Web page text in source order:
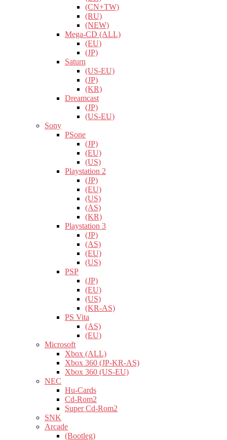
(CN+TW)
(RU)
(NEW)
Mega-CD (ALL)
(EU)
(JP)
Saturn
(US-EU)
(JP)
(KR)
Dreamcast
(JP)
(US-EU)
Sony
PSone
(JP)
(EU)
(US)
Playstation 2
(JP)
(EU)
(US)
(AS)
(KR)
Playstation 3
(JP)
(AS)
(EU)
(US)
PSP
(JP)
(EU)
(US)
(KR-AS)
PS Vita
(AS)
(EU)
Microsoft
Xbox (ALL)
Xbox 360 (JP-KR-AS)
Xbox 360 (US-EU)
NEC
Hu-Cards
Cd-Rom2
Super Cd-Rom2
SNK
Arcade
(Bootleg)